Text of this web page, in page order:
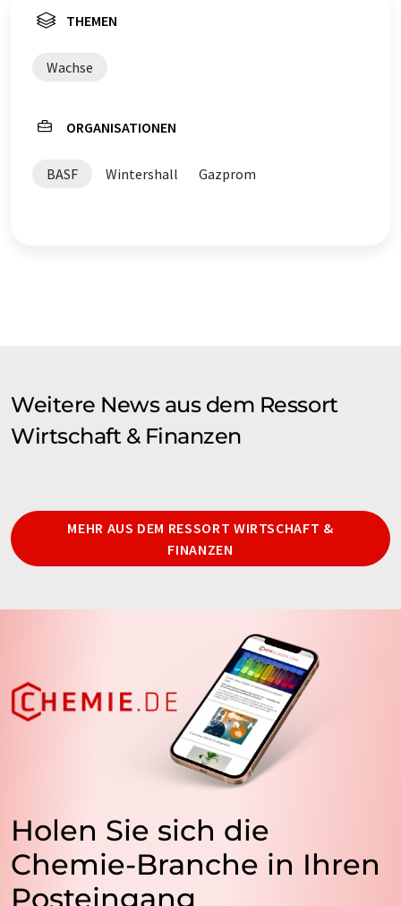
THEMEN
Wachse
ORGANISATIONEN
BASF Wintershall Gazprom
Weitere News aus dem Ressort
Wirtschaft & Finanzen
MEHR AUS DEM RESSORT WIRTSCHAFT &
FINANZEN
Holen Sie sich die
Chemie-Branche in Ihren
Posteingang